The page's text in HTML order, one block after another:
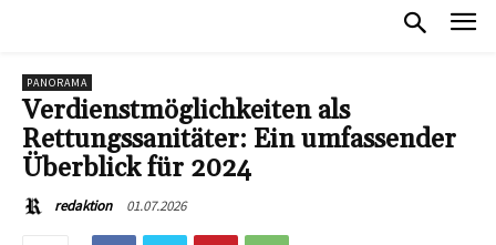
PANORAMA
Verdienstmöglichkeiten als
Rettungssanitäter: Ein umfassender
Überblick für 2024
redaktion 01.07.2026